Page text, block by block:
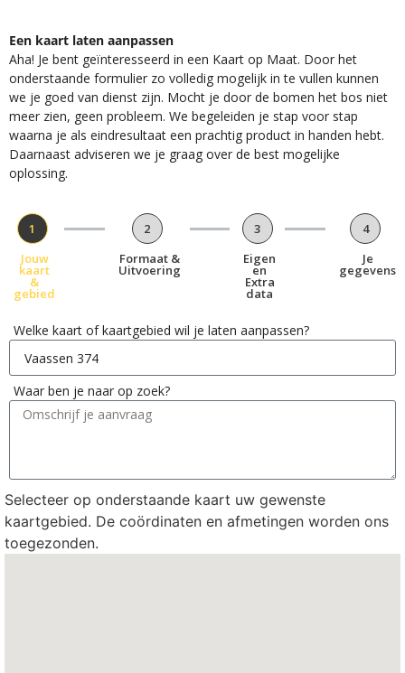
Een kaart laten aanpassen
Aha! Je bent geïnteresseerd in een Kaart op Maat. Door het
onderstaande formulier zo volledig mogelijk in te vullen kunnen
we je goed van dienst zijn. Mocht je door de bomen het bos niet
meer zien, geen probleem. We begeleiden je stap voor stap
waarna je als eindresultaat een prachtig product in handen hebt.
Daarnaast adviseren we je graag over de best mogelijke
oplossing.
1
Jouw
kaart
&
gebied
2
Formaat &
Uitvoering
3
Eigen
en
Extra
data
4
Je
gegevens
Welke kaart of kaartgebied wil je laten aanpassen?
Waar ben je naar op zoek?
Selecteer op onderstaande kaart uw gewenste
kaartgebied. De coördinaten en afmetingen worden ons
toegezonden.